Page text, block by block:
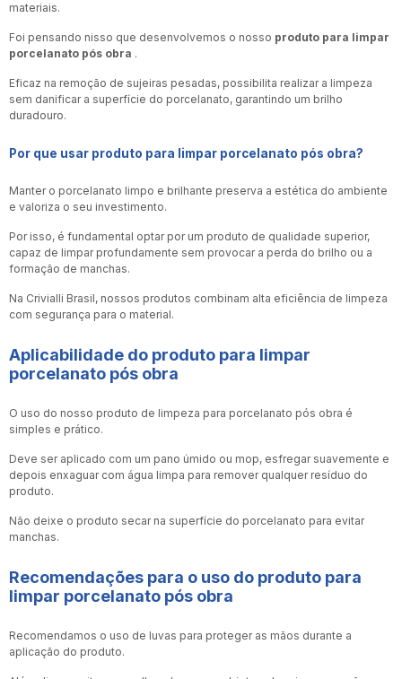
materiais.
Foi pensando nisso que desenvolvemos o nosso produto para limpar
porcelanato pós obra .
Eficaz na remoção de sujeiras pesadas, possibilita realizar a limpeza
sem danificar a superfície do porcelanato, garantindo um brilho
duradouro.
Por que usar produto para limpar porcelanato pós obra?
Manter o porcelanato limpo e brilhante preserva a estética do ambiente
e valoriza o seu investimento.
Por isso, é fundamental optar por um produto de qualidade superior,
capaz de limpar profundamente sem provocar a perda do brilho ou a
formação de manchas.
Na Crivialli Brasil, nossos produtos combinam alta eficiência de limpeza
com segurança para o material.
Aplicabilidade do produto para limpar
porcelanato pós obra
O uso do nosso produto de limpeza para porcelanato pós obra é
simples e prático.
Deve ser aplicado com um pano úmido ou mop, esfregar suavemente e
depois enxaguar com água limpa para remover qualquer resíduo do
produto.
Não deixe o produto secar na superfície do porcelanato para evitar
manchas.
Recomendações para o uso do produto para
limpar porcelanato pós obra
Recomendamos o uso de luvas para proteger as mãos durante a
aplicação do produto.